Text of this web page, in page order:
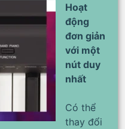
Hoạt
động
đơn giản
với một
nút duy
nhất
Có thể
thay đổi